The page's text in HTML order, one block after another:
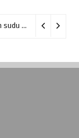
Suđenje u slučaju Danke Ilić biće u Višem sudu u Negotinu?